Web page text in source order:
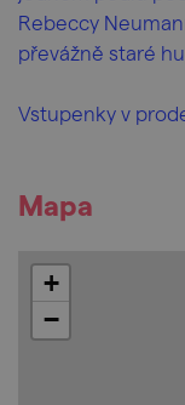
Rebeccy
převážně staré
Vstupenky v
Mapa
+
−